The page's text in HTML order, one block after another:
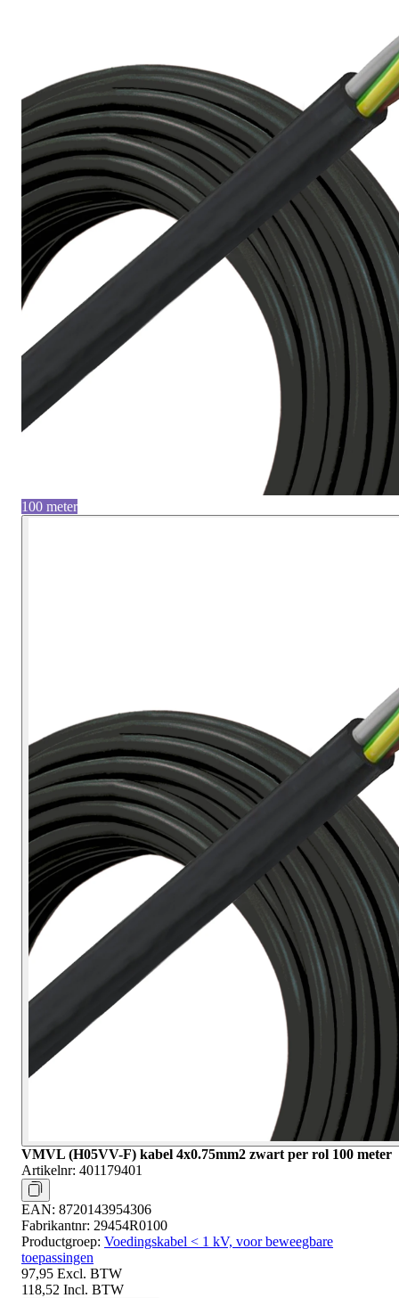
100 meter
VMVL (H05VV-F) kabel 4x0.75mm2 zwart per rol 100 meter
Artikelnr: 401179401
EAN: 8720143954306
Fabrikantnr: 29454R0100
Productgroep: Voedingskabel < 1 kV, voor beweegbare
toepassingen
97,95 Excl. BTW
118,52 Incl. BTW